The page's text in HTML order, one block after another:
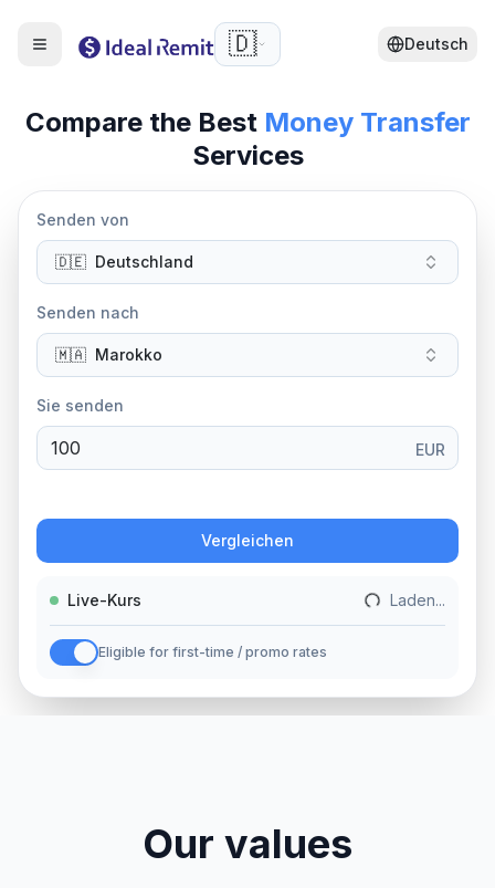
🇩🇪 Deutsch
Compare the Best Money Transfer
Services
Senden von
🇩🇪 Deutschland
Senden nach
🇲🇦 Marokko
Sie senden
EUR
Vergleichen
Live-Kurs Laden...
Eligible for first-time / promo rates
Our values